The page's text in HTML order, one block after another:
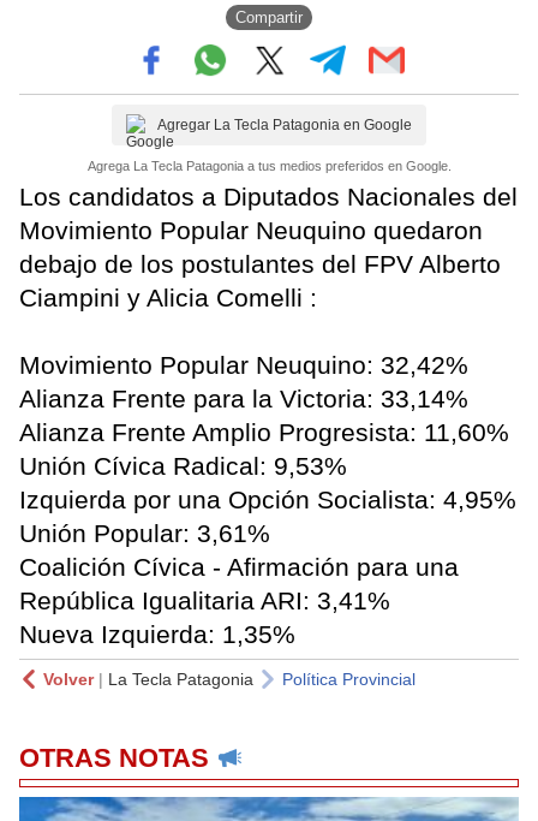
Compartir
Agregar La Tecla Patagonia en Google
Agrega La Tecla Patagonia a tus medios preferidos en Google.
Los candidatos a Diputados Nacionales del
Movimiento Popular Neuquino quedaron
debajo de los postulantes del FPV Alberto
Ciampini y Alicia Comelli :
Movimiento Popular Neuquino: 32,42%
Alianza Frente para la Victoria: 33,14%
Alianza Frente Amplio Progresista: 11,60%
Unión Cívica Radical: 9,53%
Izquierda por una Opción Socialista: 4,95%
Unión Popular: 3,61%
Coalición Cívica - Afirmación para una
República Igualitaria ARI: 3,41%
Nueva Izquierda: 1,35%
Volver| La Tecla Patagonia Política Provincial
OTRAS NOTAS